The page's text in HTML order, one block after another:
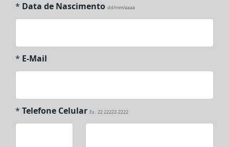
* Data de Nascimento dd/mm/aaaa
* E-Mail
* Telefone Celular Ex.: 22 22222-2222